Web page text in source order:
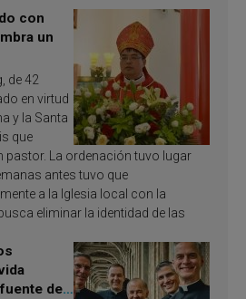
con
un
de 42
en virtud
y la Santa
que
pastor. La ordenación tuvo lugar
antes tuvo que
a la Iglesia local con la
eliminar la identidad de las
de